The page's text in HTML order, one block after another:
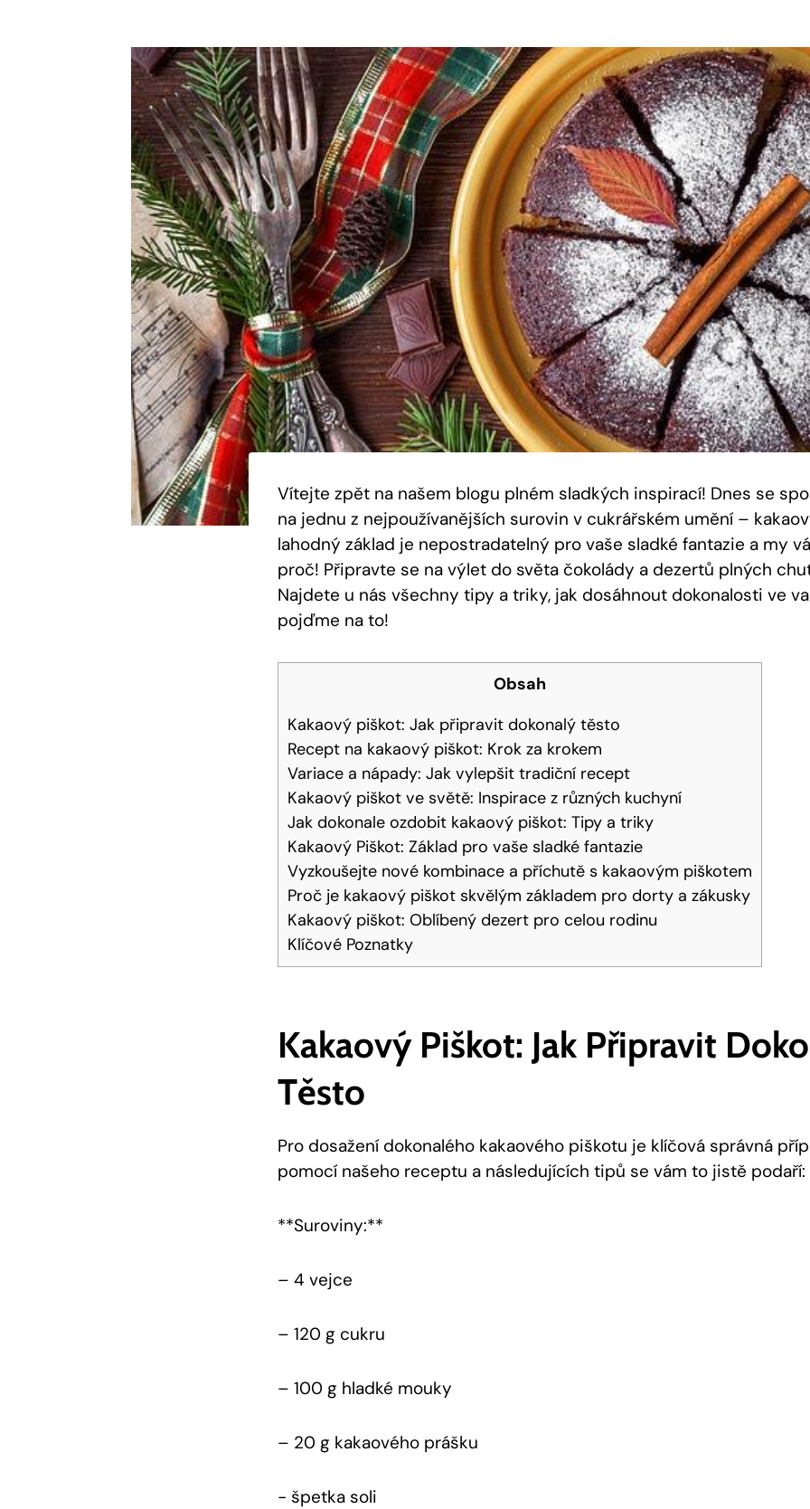
Vítejte zpět na našem blogu plném sladkých inspirací! Dnes se
na jednu ​z ‍nejpoužívanějších surovin v cukrářském umění –
lahodný základ je nepostradatelný ⁤pro vaše sladké fantazie ‍a my⁣
proč! Připravte ⁤se na výlet do světa čokolády a ⁢dezertů plných
Najdete u nás všechny tipy ​a‌ triky, jak dosáhnout dokonalosti ve
pojďme na to!
Obsah
Kakaový piškot: Jak připravit dokonalý těsto
Recept na kakaový piškot: Krok za krokem
Variace a nápady: Jak vylepšit tradiční recept
Kakaový piškot ve světě: Inspirace z ⁣různých kuchyní
Jak dokonale ozdobit kakaový piškot: Tipy a triky
Kakaový Piškot: Základ pro vaše sladké fantazie
Vyzkoušejte nové kombinace a‌ příchutě s kakaovým⁢ piškotem
Proč je kakaový piškot skvělým základem‌ pro dorty a zákusky
Kakaový piškot: Oblíbený dezert pro celou rodinu
Klíčové Poznatky
Kakaový Piškot: Jak Připravit
Těsto
Pro dosažení⁢ dokonalého kakaového ⁤piškotu je klíčová správná
pomocí⁣ našeho receptu a​ následujících tipů se​ vám to jistě​ podaří:
**Suroviny:**
– 4 vejce
– 120 g⁢ cukru
– 100 g ‍hladké mouky
– 20 g kakaového prášku
-​ špetka soli